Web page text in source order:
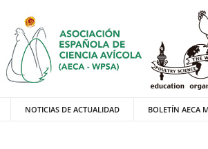
NOTICIAS DE ACTUALIDAD BOLETÍN AECA